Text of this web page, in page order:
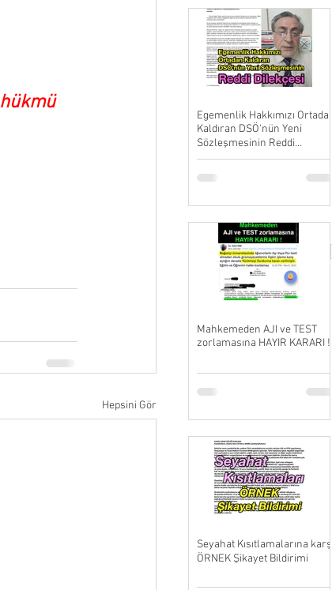
Hepsini Gör
Egemenlik Hakkımızı
Kaldıran DSÖ'nün Yeni
Sözleşmesinin Reddi
Dilekçesi
Mahkemeden AJI ve TEST
zorlamasına HAYIR KARARI !
Seyahat Kısıtlamalarına
ÖRNEK Şikayet Bildirimi